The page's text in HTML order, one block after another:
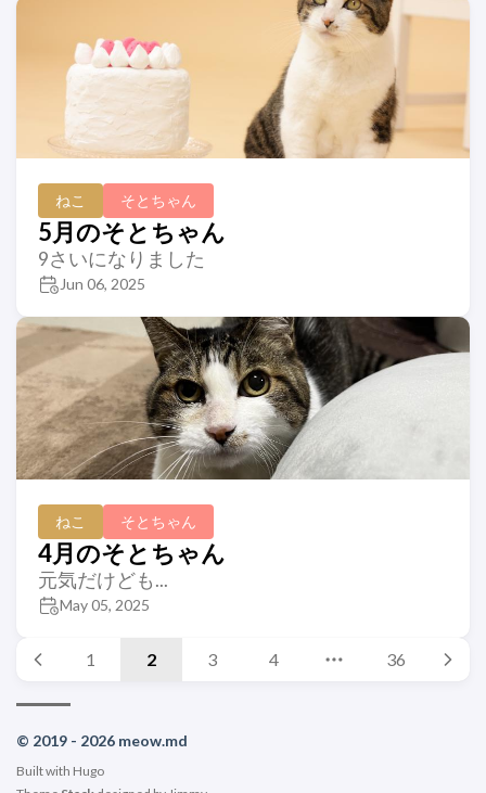
ねこ そとちゃん
5月のそとちゃん
9さいになりました
Jun 06, 2025
ねこ そとちゃん
4月のそとちゃん
元気だけども...
May 05, 2025
1 2 3 4 36
© 2019 - 2026 meow.md
Built with Hugo